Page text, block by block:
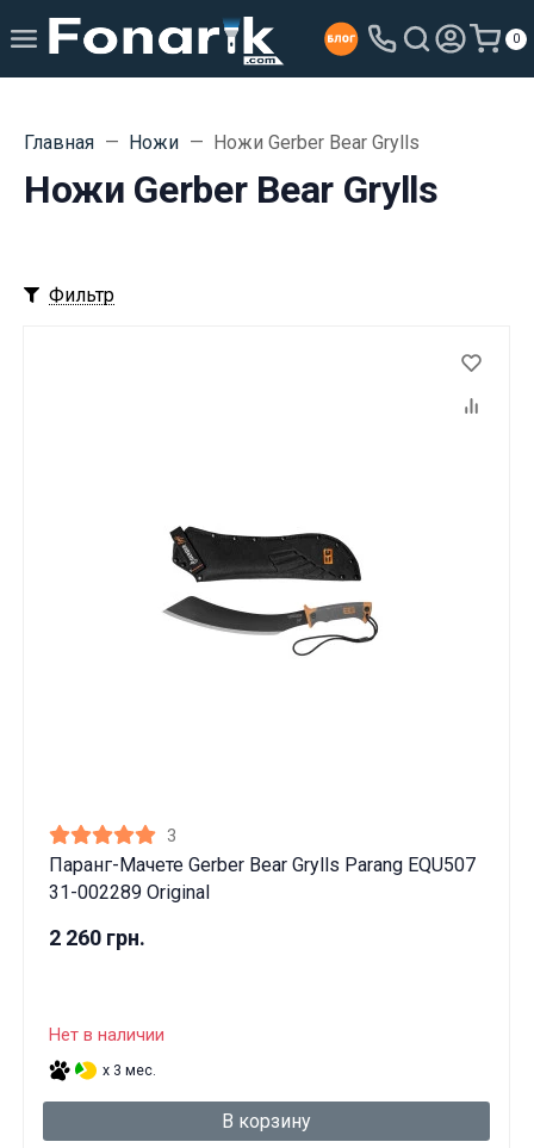
0
Главная Ножи Ножи Gerber Bear Grylls
Ножи Gerber Bear Grylls
Фильтр
3
Паранг-Мачете Gerber Bear Grylls Parang EQU507
31-002289 Original
2 260 грн.
Нет в наличии
x 3 мес.
В корзину